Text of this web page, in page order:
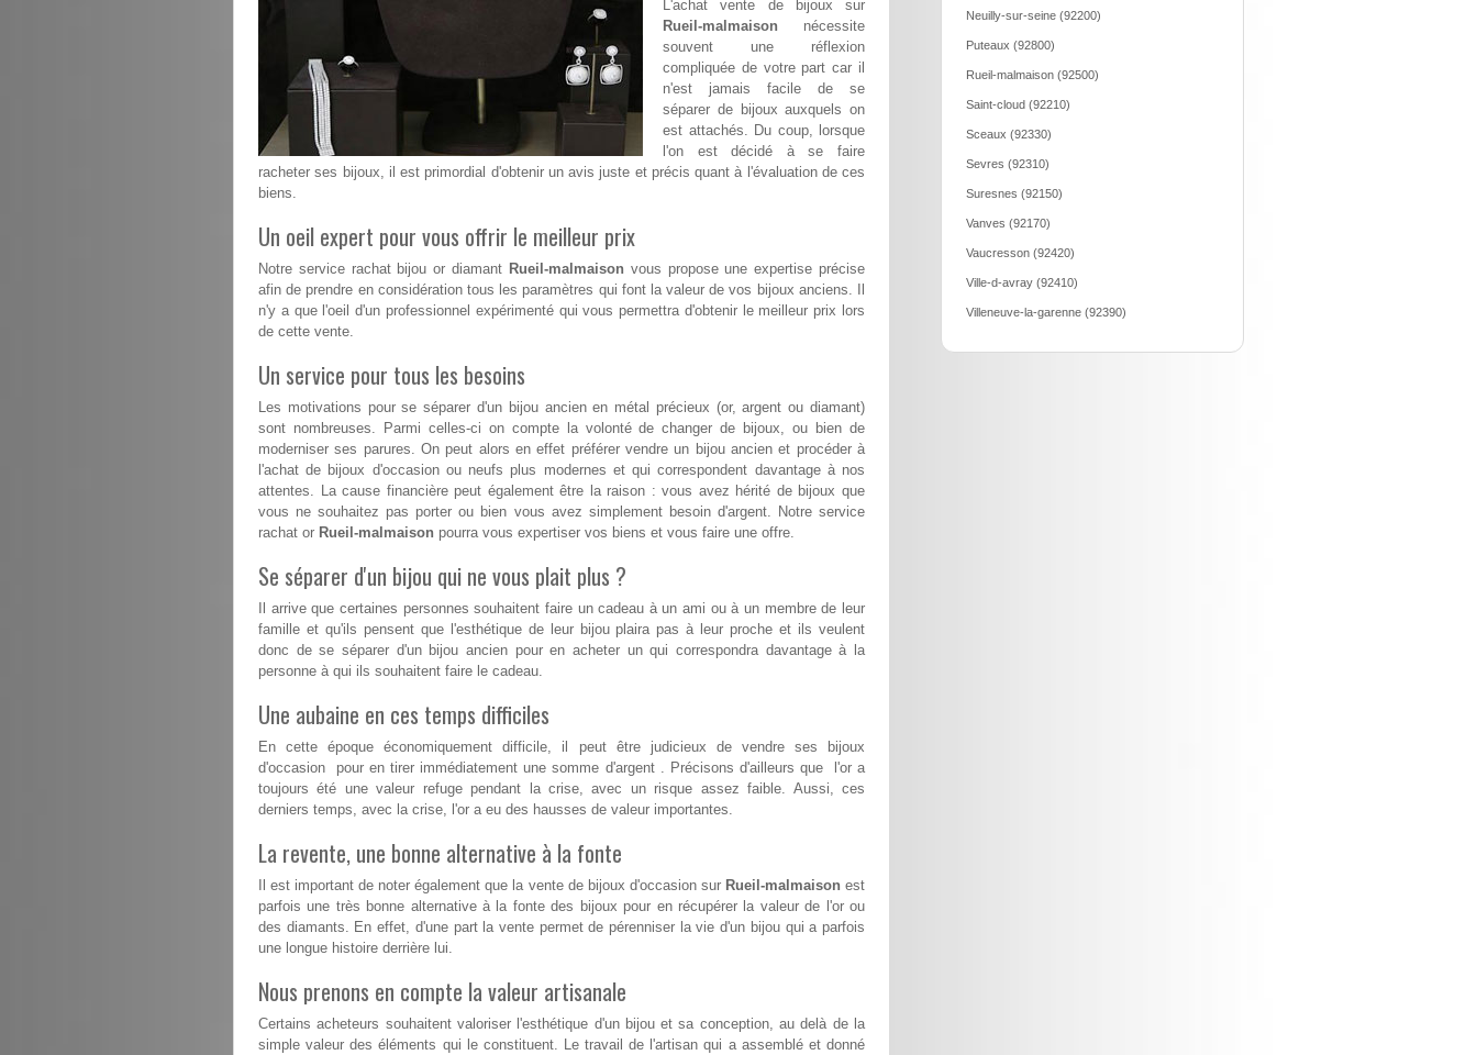
L'achat vente de bijoux sur
Rueil-malmaison nécessite
souvent une réflexion
compliquée de votre part car il
n'est jamais facile de se
séparer de bijoux auxquels on
est attachés. Du coup, lorsque
l'on est décidé à se faire
racheter ses bijoux, il est primordial d'obtenir un avis juste et précis quant à l'évaluation de ces
biens.
Un oeil expert pour vous offrir le meilleur prix
Notre service rachat bijou or diamant Rueil-malmaison vous propose une expertise précise
afin de prendre en considération tous les paramètres qui font la valeur de vos bijoux anciens. Il
n'y a que l'oeil d'un professionnel expérimenté qui vous permettra d'obtenir le meilleur prix lors
de cette vente.
Un service pour tous les besoins
Les motivations pour se séparer d'un bijou ancien en métal précieux (or, argent ou diamant)
sont nombreuses. Parmi celles-ci on compte la volonté de changer de bijoux, ou bien de
moderniser ses parures. On peut alors en effet préférer vendre un bijou ancien et procéder à
l'achat de bijoux d'occasion ou neufs plus modernes et qui correspondent davantage à nos
attentes. La cause financière peut également être la raison : vous avez hérité de bijoux que
vous ne souhaitez pas porter ou bien vous avez simplement besoin d'argent. Notre service
rachat or Rueil-malmaison pourra vous expertiser vos biens et vous faire une offre.
Se séparer d'un bijou qui ne vous plait plus ?
Il arrive que certaines personnes souhaitent faire un cadeau à un ami ou à un membre de leur
famille et qu'ils pensent que l'esthétique de leur bijou plaira pas à leur proche et ils veulent
donc de se séparer d'un bijou ancien pour en acheter un qui correspondra davantage à la
personne à qui ils souhaitent faire le cadeau.
Une aubaine en ces temps difficiles
En cette époque économiquement difficile, il peut être judicieux de vendre ses bijoux
d'occasion pour en tirer immédiatement une somme d'argent . Précisons d'ailleurs que l'or a
toujours été une valeur refuge pendant la crise, avec un risque assez faible. Aussi, ces
derniers temps, avec la crise, l'or a eu des hausses de valeur importantes.
La revente, une bonne alternative à la fonte
Il est important de noter également que la vente de bijoux d'occasion sur Rueil-malmaison est
parfois une très bonne alternative à la fonte des bijoux pour en récupérer la valeur de l'or ou
des diamants. En effet, d'une part la vente permet de pérenniser la vie d'un bijou qui a parfois
une longue histoire derrière lui.
Nous prenons en compte la valeur artisanale
Certains acheteurs souhaitent valoriser l'esthétique d'un bijou et sa conception, au delà de la
simple valeur des éléments qui le constituent. Le travail de l'artisan qui a assemblé et donné
Neuilly-sur-seine (92200)
Puteaux (92800)
Rueil-malmaison (92500)
Saint-cloud (92210)
Sceaux (92330)
Sevres (92310)
Suresnes (92150)
Vanves (92170)
Vaucresson (92420)
Ville-d-avray (92410)
Villeneuve-la-garenne (92390)